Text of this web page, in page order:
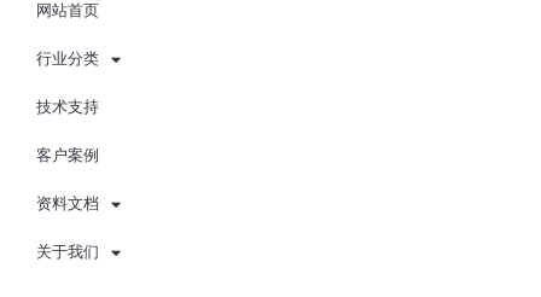
网站首页
行业分类
技术支持
客户案例
资料文档
关于我们